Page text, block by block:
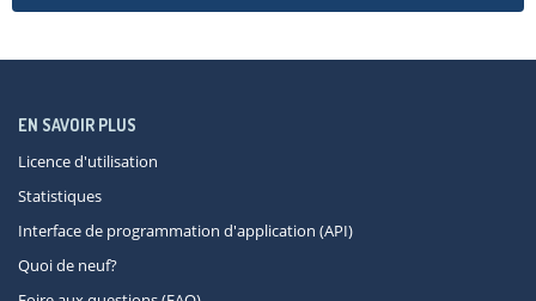
EN SAVOIR PLUS
Licence d'utilisation
Statistiques
Interface de programmation d'application (API)
Quoi de neuf?